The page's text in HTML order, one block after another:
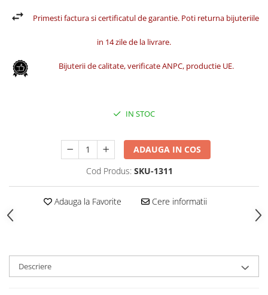
Primesti factura si certificatul de garantie. Poti returna bijuteriile
in 14 zile de la livrare.
Bijuterii de calitate, verificate ANPC, productie UE.
IN STOC
ADAUGA IN COS
Cod Produs: SKU-1311
Adauga la Favorite Cere informatii
Descriere